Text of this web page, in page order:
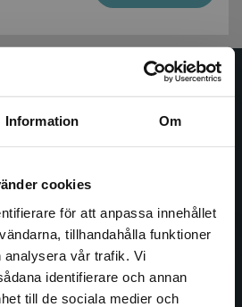
Information Om
cookies
för att anpassa innehållet
tillhandahålla funktioner
vår trafik. Vi
identifierare och annan
till de sociala medier och
fraktregion
ut böcker som väcker läslust
en del av Studentlitteratur.